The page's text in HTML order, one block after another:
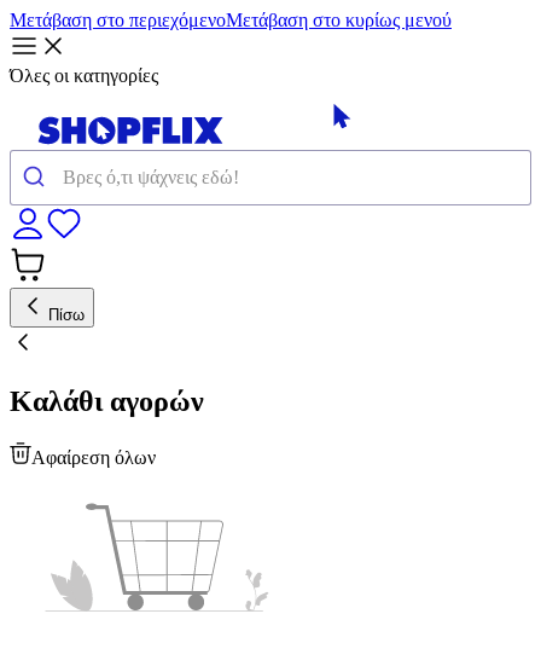
Μετάβαση στο περιεχόμενοΜετάβαση στο κυρίως μενού
Όλες οι κατηγορίες
Πίσω
Καλάθι αγορών
Αφαίρεση όλων